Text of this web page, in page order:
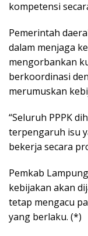
kompetensi
Pemerintah
dalam menjaga
mengorbankan
berkoordinasi
merumuskan
“Seluruh PPPK
terpengaruh isu
bekerja secara
Pemkab
kebijakan akan
tetap mengacu
yang berlaku. (*)